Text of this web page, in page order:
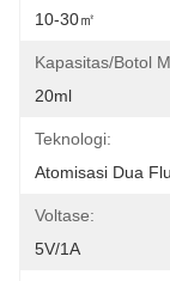
10-30㎡
Kapasitas/Botol
20ml
Teknologi:
Atomisasi Dua
Voltase:
5V/1A